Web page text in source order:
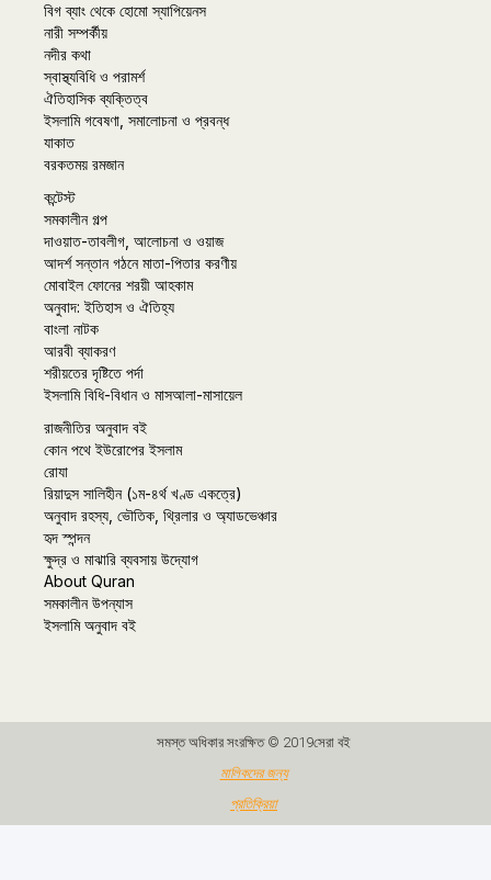
বিগ ব্যাং থেকে হোমো স্যাপিয়েনস
নারী সম্পর্কীয়
নদীর কথা
স্বাস্থ্যবিধি ও পরামর্শ
ঐতিহাসিক ব্যক্তিত্ব
ইসলামি গবেষণা, সমালোচনা ও প্রবন্ধ
যাকাত
বরকতময় রমজান
কন্টেস্ট
সমকালীন গল্প
দাওয়াত-তাবলীগ, আলোচনা ও ওয়াজ
আদর্শ সন্তান গঠনে মাতা-পিতার করণীয়
মোবাইল ফোনের শরয়ী আহকাম
অনুবাদ: ইতিহাস ও ঐতিহ্য
বাংলা নাটক
আরবী ব্যাকরণ
শরীয়তের দৃষ্টিতে পর্দা
ইসলামি বিধি-বিধান ও মাসআলা-মাসায়েল
রাজনীতির অনুবাদ বই
কোন পথে ইউরোপের ইসলাম
রোযা
রিয়াদুস সালিহীন (১ম-৪র্থ খণ্ড একত্রে)
অনুবাদ রহস্য, ভৌতিক, থ্রিলার ও অ্যাডভেঞ্চার
হৃদ স্পন্দন
ক্ষুদ্র ও মাঝারি ব্যবসায় উদ্যোগ
About Quran
সমকালীন উপন্যাস
ইসলামি অনুবাদ বই
সমস্ত অধিকার সংরক্ষিত © 2019সেরা বই
মালিকদের জন্য
প্রতিক্রিয়া